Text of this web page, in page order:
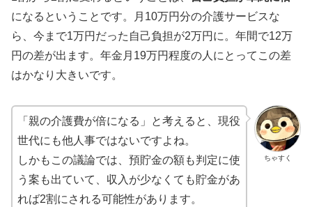
になるということです。月10万円分の介護サービスな
ら、今まで1万円だった自己負担が2万円に。年間で12万
円の差が出ます。年金月19万円程度の人にとってこの差
はかなり大きいです。
ちゃすく
「親の介護費が倍になる」と考えると、現役
世代にも他人事ではないですよね。
しかもこの議論では、預貯金の額も判定に使
う案も出ていて、収入が少なくても貯金があ
れば2割にされる可能性があります。